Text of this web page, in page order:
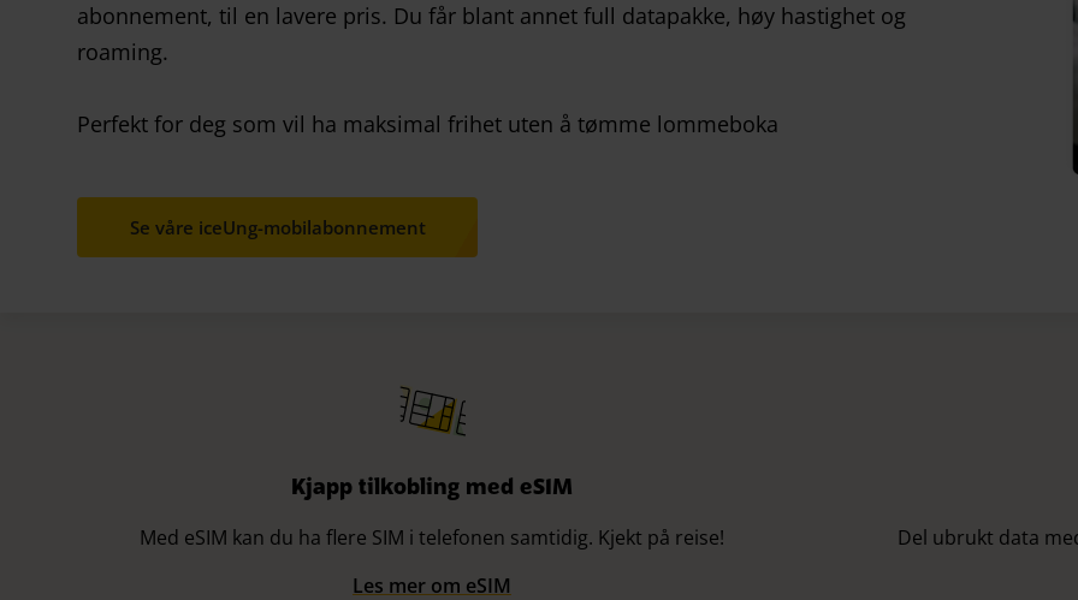
abonnement, til en lavere pris. Du får blant annet full datapakke, høy hastighet og
roaming.
Perfekt for deg som vil ha maksimal frihet uten å tømme lommeboka
Se våre iceUng-mobilabonnement
Kjapp tilkobling med eSIM
Med eSIM kan du ha flere SIM i telefonen samtidig. Kjekt på reise!
Les mer om eSIM
Del ubrukt data